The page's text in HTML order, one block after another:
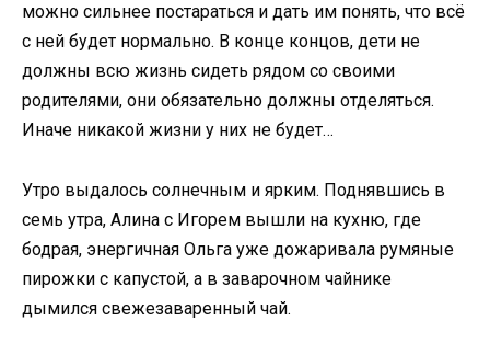
можно сильнее постараться и дать им понять, что всё
с ней будет нормально. В конце концов, дети не
должны всю жизнь сидеть рядом со своими
родителями, они обязательно должны отделяться.
Иначе никакой жизни у них не будет…
Утро выдалось солнечным и ярким. Поднявшись в
семь утра, Алина с Игорем вышли на кухню, где
бодрая, энергичная Ольга уже дожаривала румяные
пирожки с капустой, а в заварочном чайнике
дымился свежезаваренный чай.